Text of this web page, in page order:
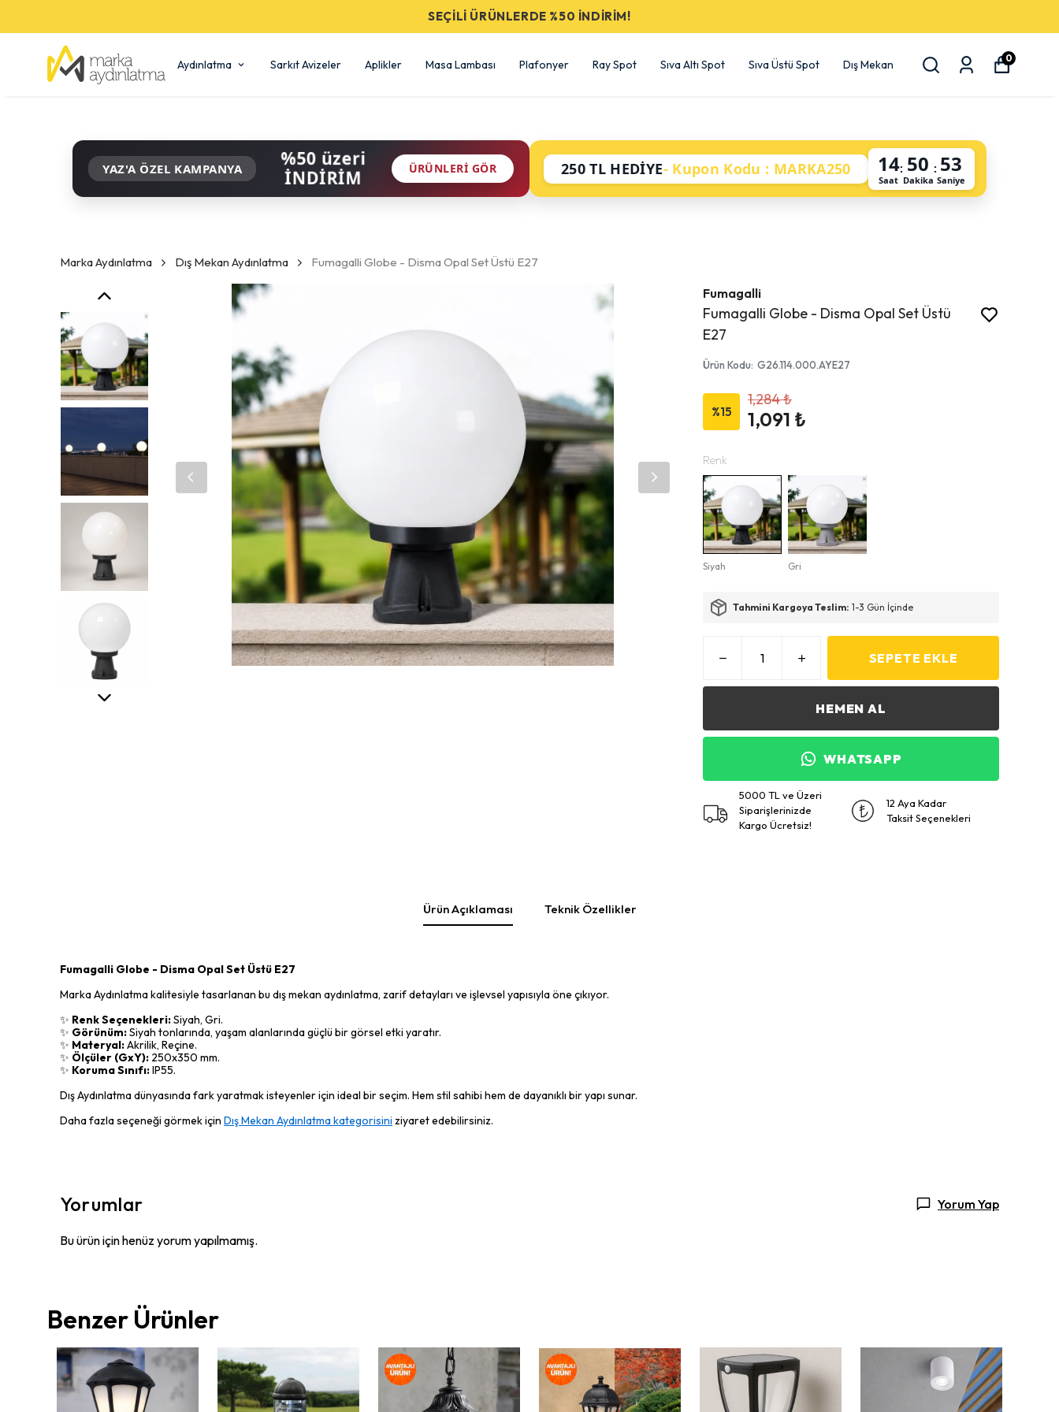
SEÇİLİ ÜRÜNLERDE %50 İNDİRİM!
Aydınlatma Sarkıt Avizeler Aplikler Masa Lambası Plafonyer Ray Spot Sıva Altı Spot Sıva Üstü Spot Dış Mekan 0
YAZ'A ÖZEL KAMPANYA
%50 üzeri
İNDİRİM
ÜRÜNLERI GÖR 250 TL HEDİYE- Kupon Kodu : MARKA250 14
Saat
: 50
Dakika
: 52
Saniye
Marka Aydınlatma Dış Mekan Aydınlatma Fumagalli Globe - Disma Opal Set Üstü E27
Fumagalli
Fumagalli Globe - Disma Opal Set Üstü
E27
Ürün Kodu: G26.114.000.AYE27
%15
1,284 ₺
1,091 ₺
Renk
Siyah Gri
Tahmini Kargoya Teslim: 1-3 Gün İçinde
SEPETE EKLE
HEMEN AL
WHATSAPP
5000 TL ve Üzeri
Siparişlerinizde
Kargo Ücretsiz!
12 Aya Kadar
Taksit Seçenekleri
Ürün Açıklaması Teknik Özellikler
Fumagalli Globe - Disma Opal Set Üstü E27
Marka Aydınlatma kalitesiyle tasarlanan bu dış mekan aydınlatma, zarif detayları ve işlevsel yapısıyla öne çıkıyor.
✨ Renk Seçenekleri:Siyah, Gri.
✨ Görünüm:Siyah tonlarında, yaşam alanlarında güçlü bir görsel etki yaratır.
✨ Materyal:Akrilik, Reçine.
✨ Ölçüler (GxY): 250x350 mm.
✨ Koruma Sınıfı:IP55.
Dış Aydınlatma dünyasında fark yaratmak isteyenler için ideal bir seçim. Hem stil sahibi hem de dayanıklı bir yapı sunar.
Daha fazla seçeneği görmek için Dış Mekan Aydınlatma kategorisini ziyaret edebilirsiniz.
Yorumlar Yorum Yap
Bu ürün için henüz yorum yapılmamış.
Benzer Ürünler